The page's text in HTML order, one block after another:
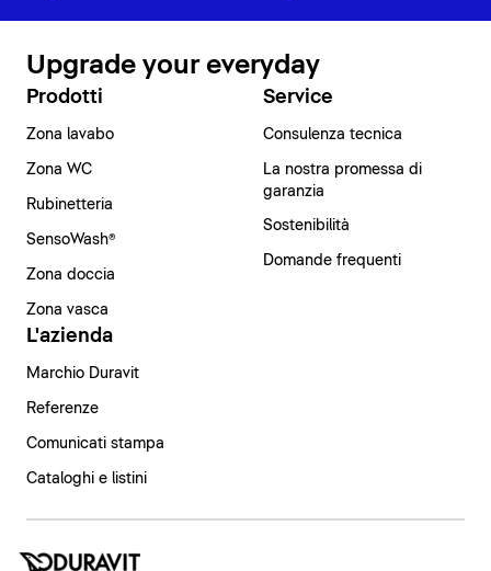
Upgrade your everyday
Prodotti
Zona lavabo
Zona WC
Rubinetteria
SensoWash®
Zona doccia
Zona vasca
Service
Consulenza tecnica
La nostra promessa di
garanzia
Sostenibilità
Domande frequenti
L'azienda
Marchio Duravit
Referenze
Comunicati stampa
Cataloghi e listini